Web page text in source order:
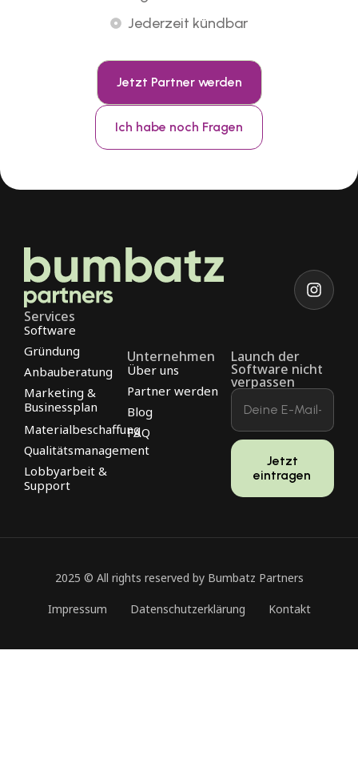
Jederzeit kündbar
Jetzt Partner werden
Ich habe noch Fragen
Services
Software
Gründung
Anbauberatung
Marketing &
Businessplan
Materialbeschaffung
Qualitätsmanagement
Lobbyarbeit &
Support
Unternehmen
Über uns
Partner werden
Blog
FAQ
Launch der
Software nicht
verpassen
Jetzt
eintragen
2025 © All rights reserved by Bumbatz Partners
Impressum Datenschutzerklärung Kontakt